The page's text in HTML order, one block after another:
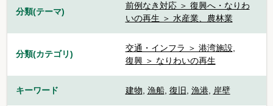
分類(テーマ)
前例なき対応 ＞ 復興へ・なりわ
いの再生 ＞ 水産業、農林業
分類(カテゴリ)
交通・インフラ ＞ 港湾施設,
復興 ＞ なりわいの再生
キーワード 建物, 漁船, 復旧, 漁港, 岸壁